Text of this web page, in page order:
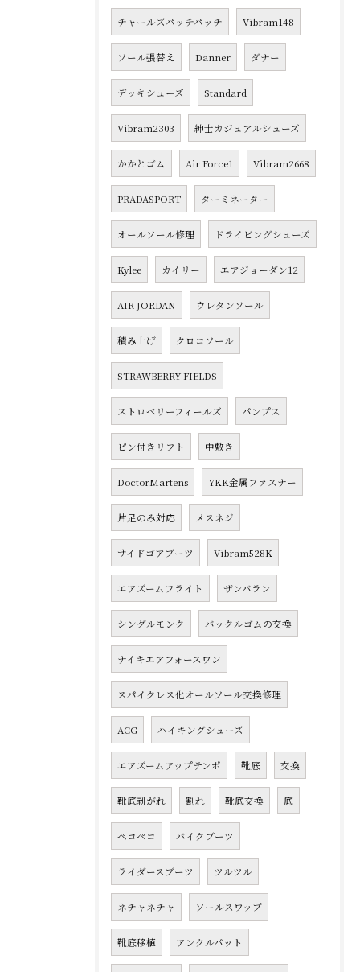
チャールズパッチパッチ Vibram148
ソール張替え Danner ダナー
デッキシューズ Standard
Vibram2303 紳士カジュアルシューズ
かかとゴム Air Force1 Vibram2668
PRADASPORT ターミネーター
オールソール修理 ドライビングシューズ
Kylee カイリー エアジョーダン12
AIR JORDAN ウレタンソール
積み上げ クロコソール
STRAWBERRY-FIELDS
ストロベリーフィールズ パンプス
ピン付きリフト 中敷き
DoctorMartens YKK金属ファスナー
片足のみ対応 メスネジ
サイドゴアブーツ Vibram528K
エアズームフライト ザンバラン
シングルモンク バックルゴムの交換
ナイキエアフォースワン
スパイクレス化オールソール交換修理
ACG ハイキングシューズ
エアズームアップテンポ 靴底 交換
靴底剥がれ 割れ 靴底交換 底
ペコペコ バイクブーツ
ライダースブーツ ツルツル
ネチャネチャ ソールスワップ
靴底移植 アンクルパット